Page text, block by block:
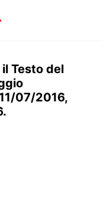
Testo del
07/2016,